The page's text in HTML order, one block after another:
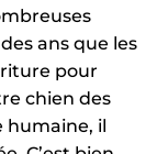
ans que les
pour
chien des
humaine, il